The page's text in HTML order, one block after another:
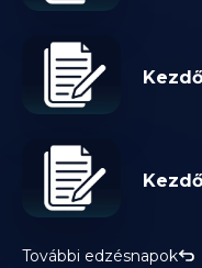
További edzésnapok